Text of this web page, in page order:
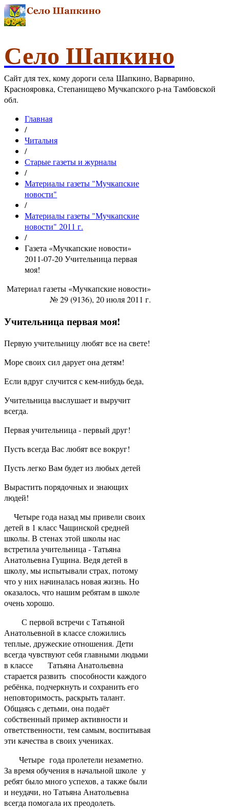
Село Шапкино
Сайт для тех, кому дороги села Шапкино, Варварино,
Краснояровка, Степанищево Мучкапского р-на Тамбовской
обл.
Главная
/
Читальня
/
Старые газеты и журналы
/
Материалы газеты "Мучкапские
новости"
/
Материалы газеты "Мучкапские
новости" 2011 г.
/
Газета «Мучкапские новости»
2011-07-20 Учительница первая
моя!
Материал газеты «Мучкапские новости»
№ 29 (9136), 20 июля 2011 г.
Учительница первая моя!
Первую учительницу любят все на свете!
Море своих сил дарует она детям!
Если вдруг случится с кем-нибудь беда,
Учительница выслушает и выручит
всегда.
Первая учительница - первый друг!
Пусть всегда Вас любят все вокруг!
Пусть легко Вам будет из любых детей
Вырастить порядочных и знающих
людей!
Четыре года назад мы привели своих
детей в 1 класс Чащинской средней
школы. В стенах этой школы нас
встретила учительница - Татьяна
Анатольевна Гущина. Ведя детей в
школу, мы испытывали страх, потому
что у них начиналась новая жизнь. Но
оказалось, что нашим ребятам в школе
очень хорошо.
С первой встречи с Татьяной
Анатольевной в классе сложились
теплые, дружеские отношения. Дети
всегда чувствуют себя главными людьми
в классе Татьяна Анатольевна
старается развить способности каждого
ребёнка, подчеркнуть и сохранить его
неповторимость, раскрыть талант.
Общаясь с детьми, она подаёт
собственный пример активности и
ответственности, тем самым, воспитывая
эти качества в своих учениках.
Четыре года пролетели незаметно.
За время обучения в начальной школе у
ребят было много успехов, а также были
и неудачи, но Татьяна Анатольевна
всегда помогала их преодолеть.